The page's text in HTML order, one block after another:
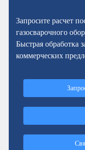
Запросите расчет
газосварочного
Быстрая обработка
коммерческих